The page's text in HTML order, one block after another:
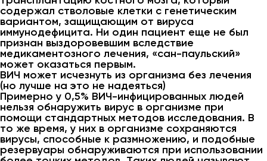
содержал стволовые клетки с генетическим
вариантом, защищающим от вируса
иммунодефицита. Ни один пациент еще не был
признан выздоровевшим вследствие
медикаментозного лечения, «сан-паульский»
может оказаться первым.
ВИЧ может исчезнуть из организма без лечения
(но лучше на это не надеяться)
Примерно у 0,5% ВИЧ-инфицированных людей
нельзя обнаружить вирус в организме при
помощи стандартных методов исследования. В
то же время, у них в организме сохраняются
вирусы, способные к размножению, и подобные
резервуары обнаруживаются при использовании